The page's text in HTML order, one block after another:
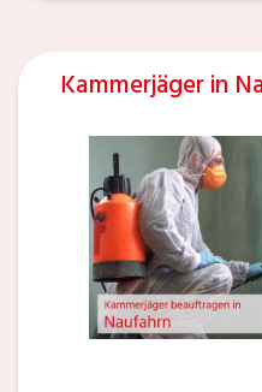
Kammerjäger in